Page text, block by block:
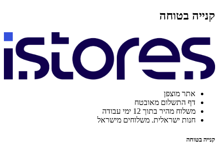
קנייה בטוחה
אתר מוצפן
דף התשלום מאובטח
משלוח מהיר בתוך 12 ימי עבודה
חנות ישראלית. משלוחים מישראל
קנייה בטוחה